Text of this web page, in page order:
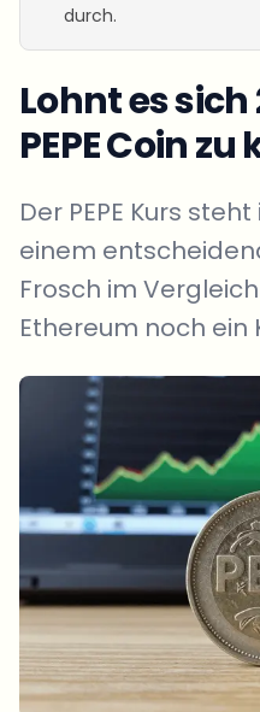
durch.
Lohnt es
PEPE Coin
Der PEPE Kurs
einem
Frosch im
Ethereum noch ein